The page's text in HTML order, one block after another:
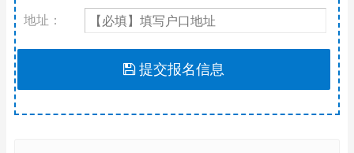
地址：
提交报名信息